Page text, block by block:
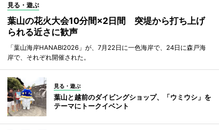
見る・遊ぶ
葉山の花火大会10分間×2日間 突堤から打ち上げ
られる近さに歓声
「葉山海岸HANABI2026」が、7月22日に一色海岸で、24日に森戸海
岸で、それぞれ開催された。
見る・遊ぶ
葉山と越前のダイビングショップ、「ウミウシ」を
テーマにトークイベント